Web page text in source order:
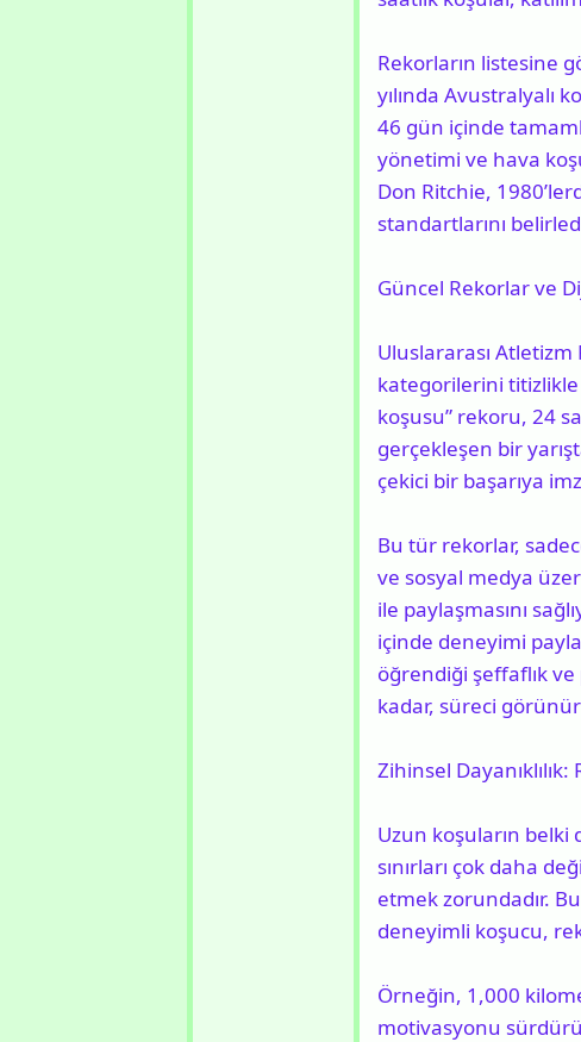
Rekorların listesine
yılında Avustralyalı
46 gün içinde
yönetimi ve hava
Don Ritchie,
standartlarını
Güncel Rekorlar ve
Uluslararası
kategorilerini
koşusu” rekoru, 24
gerçekleşen bir
çekici bir başarıya
Bu tür rekorlar,
ve sosyal medya
ile paylaşmasını
içinde deneyimi
öğrendiği şeffaflık
kadar, süreci
Zihinsel
Uzun koşuların belki
sınırları çok daha
etmek zorundadır.
deneyimli koşucu,
Örneğin, 1,000
motivasyonu